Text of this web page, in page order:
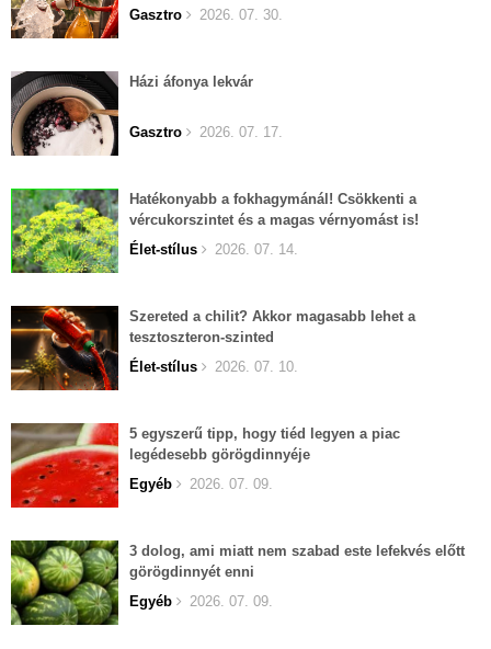
Gasztro 2026. 07. 30.
Házi áfonya lekvár
Gasztro 2026. 07. 17.
Hatékonyabb a fokhagymánál! Csökkenti a
vércukorszintet és a magas vérnyomást is!
Élet-stílus
2026. 07. 14.
Szereted a chilit? Akkor magasabb lehet a
tesztoszteron-szinted
Élet-stílus
2026. 07. 10.
5 egyszerű tipp, hogy tiéd legyen a piac
legédesebb görögdinnyéje
Egyéb
2026. 07. 09.
3 dolog, ami miatt nem szabad este lefekvés előtt
görögdinnyét enni
Egyéb
2026. 07. 09.